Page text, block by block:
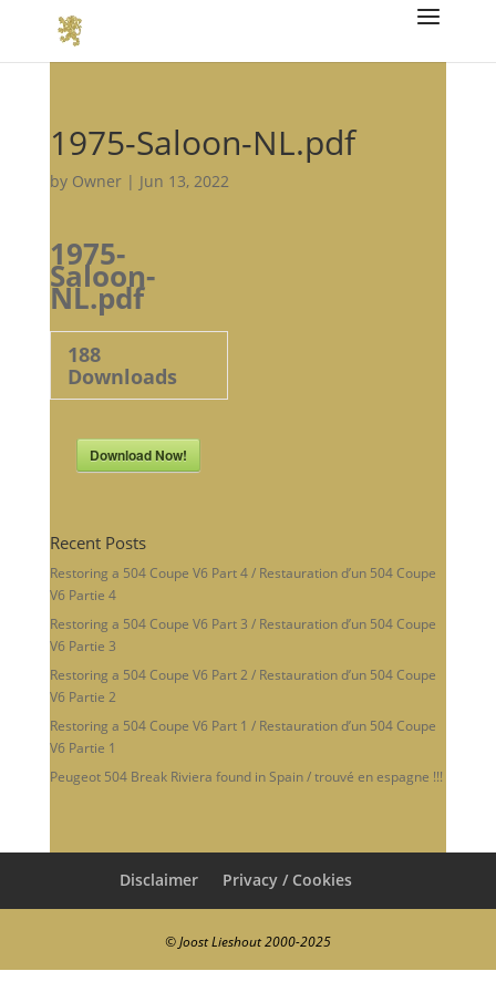
1975-Saloon-NL.pdf
by Owner| Jun 13, 2022
1975-
Saloon-
NL.pdf
188
Downloads
Download Now!
Recent Posts
Restoring a 504 Coupe V6 Part 4 / Restauration d’un 504 Coupe
V6 Partie 4
Restoring a 504 Coupe V6 Part 3 / Restauration d’un 504 Coupe
V6 Partie 3
Restoring a 504 Coupe V6 Part 2 / Restauration d’un 504 Coupe
V6 Partie 2
Restoring a 504 Coupe V6 Part 1 / Restauration d’un 504 Coupe
V6 Partie 1
Peugeot 504 Break Riviera found in Spain / trouvé en espagne !!!
Disclaimer Privacy / Cookies
© Joost Lieshout 2000-2025